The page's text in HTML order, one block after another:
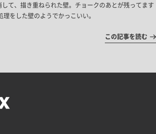
て、描き重ねられた壁。チョークのあとが残ってます
をした壁のようでかっこいい。
この記事を読む